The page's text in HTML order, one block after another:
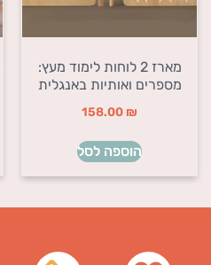
מארז 2 לוחות לימוד מעץ:
מספרים ואותיות באנגלית
158.00 ₪
הוספה לסל